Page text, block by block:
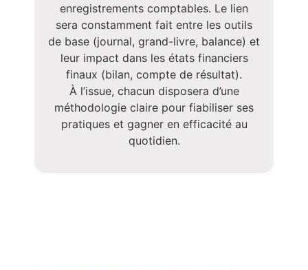
enregistrements comptables. Le lien
sera constamment fait entre les outils
de base (journal, grand-livre, balance) et
leur impact dans les états financiers
finaux (bilan, compte de résultat).
À l’issue, chacun disposera d’une
méthodologie claire pour fiabiliser ses
pratiques et gagner en efficacité au
quotidien.